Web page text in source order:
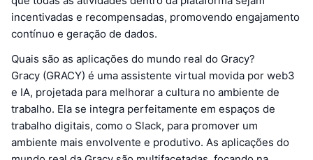
incentivadas e recompensadas, promovendo engajamento
contínuo e geração de dados.
Quais são as aplicações do mundo real do Gracy?
Gracy (GRACY) é uma assistente virtual movida por web3
e IA, projetada para melhorar a cultura no ambiente de
trabalho. Ela se integra perfeitamente em espaços de
trabalho digitais, como o Slack, para promover um
ambiente mais envolvente e produtivo. As aplicações do